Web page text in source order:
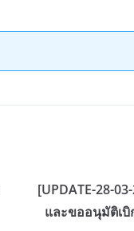
[UPDATE-28-
และขออนุมัติเบิ